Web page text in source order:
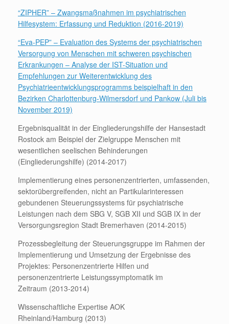
“ZIPHER” – Zwangsmaßnahmen im psychiatrischen
Hilfesystem: Erfassung und Reduktion (2016-2019)
“Eva-PEP” – Evaluation des Systems der psychiatrischen
Versorgung von Menschen mit schweren psychischen
Erkrankungen – Analyse der IST-Situation und
Empfehlungen zur Weiterentwicklung des
Psychiatrieentwicklungsprogramms beispielhaft in den
Bezirken Charlottenburg-Wilmersdorf und Pankow (Juli bis
November 2019)
Ergebnisqualität in der Eingliederungshilfe der Hansestadt
Rostock am Beispiel der Zielgruppe Menschen mit
wesentlichen seelischen Behinderungen
(Eingliederungshilfe) (2014-2017)
Implementierung eines personenzentrierten, umfassenden,
sektorübergreifenden, nicht an Partikularinteressen
gebundenen Steuerungssystems für psychiatrische
Leistungen nach dem SBG V, SGB XII und SGB IX in der
Versorgungsregion Stadt Bremerhaven (2014-2015)
Prozessbegleitung der Steuerungsgruppe im Rahmen der
Implementierung und Umsetzung der Ergebnisse des
Projektes: Personenzentrierte Hilfen und
personenzentrierte Leistungssymptomatik im
Zeitraum (2013-2014)
Wissenschaftliche Expertise AOK
Rheinland/Hamburg (2013)